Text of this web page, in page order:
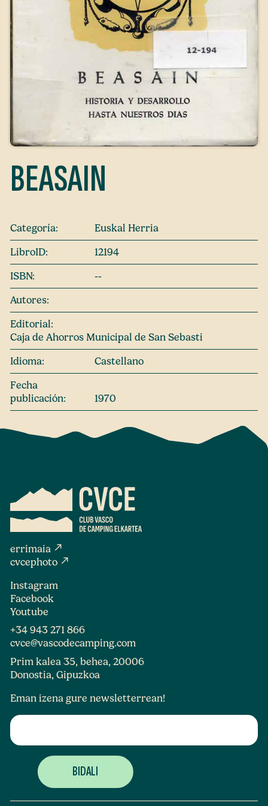
BEASAIN
Categoría:
Euskal Herria
LibroID:
12194
ISBN:
--
Autores:
Editorial:
Caja de Ahorros Municipal de San Sebasti
Idioma:
Castellano
Fecha
publicación:
1970
errimaia north_east
cvcephoto north_east
Instagram
Facebook
Youtube
+34 943 271 866
cvce@vascodecamping.com
Prim kalea 35, behea, 20006
Donostia, Gipuzkoa
Eman izena gure newsletterrean!